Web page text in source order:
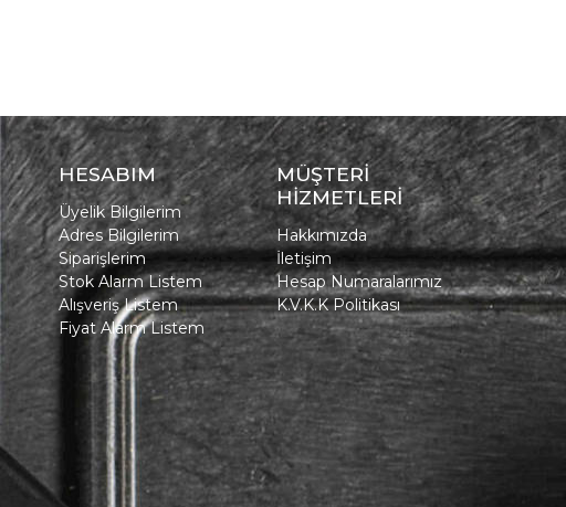
HESABIM
Üyelik Bilgilerim
Adres Bilgilerim
Siparişlerim
Stok Alarm Listem
Alışveriş Listem
Fiyat Alarm Listem
MÜŞTERİ
HİZMETLERİ
Hakkımızda
İletişim
Hesap Numaralarımız
K.V.K.K Politikası